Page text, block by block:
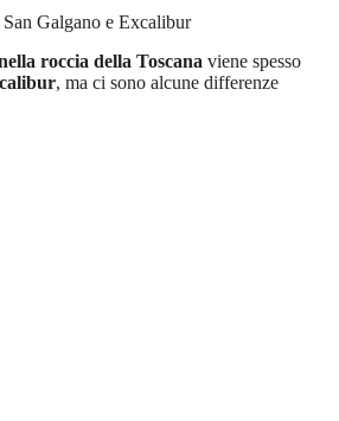
Galgano e Excalibur
roccia della Toscana viene spesso
, ma ci sono alcune differenze